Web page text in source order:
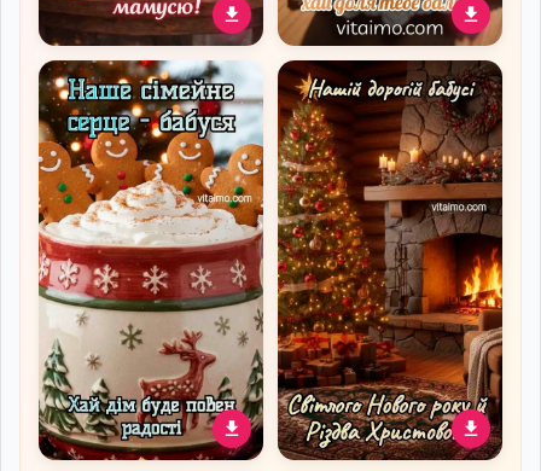
Ніжна листівка для мами
з букетом червоних
троянд і побажанням
щастя
Ніжне привітання бабусі з
Днем народження з чаєм
і ромашками